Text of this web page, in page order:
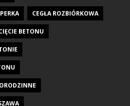
CEGŁA ROZBIÓRKOWA
BETONU